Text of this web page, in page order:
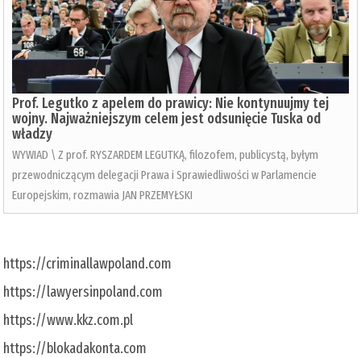
Prof. Legutko z apelem do prawicy: Nie kontynuujmy tej
wojny. Najważniejszym celem jest odsunięcie Tuska od
władzy
WYWIAD \ Z prof. RYSZARDEM LEGUTKĄ, filozofem, publicystą, byłym
przewodniczącym delegacji Prawa i Sprawiedliwości w Parlamencie
Europejskim, rozmawia JAN PRZEMYŁSKI
https://criminallawpoland.com
https://lawyersinpoland.com
https://www.kkz.com.pl
https://blokadakonta.com